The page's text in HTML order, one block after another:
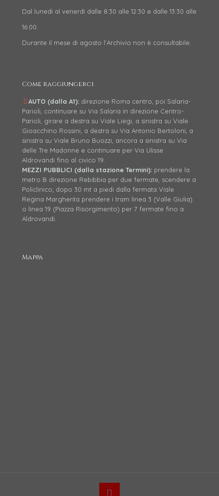
Dal lunedì al venerdì dalle 8:30 alle 12:30 e dalle 13:30 alle
16:00.
Durante il mese di agosto l’Archivio non è consultabile.
Come raggiungerci
AUTO (dalla A1): direzione Roma centro, poi Salaria-
Parioli, continuare su Via Salaria in direzione Centro-
Parioli, girare a destra su Viale Liegi, a sinistra su Viale
Gioacchino Rossini, a destra su Via Antonio Bertoloni, a
sinistra su Viale Bruno Buozzi, ancora a sinistra su Via
delle Tre Madonne e continuare per Via Ulisse
Aldrovandi fino al civico 19.
MEZZI PUBBLICI (dalla stazione Termini): prendere la
metro B direzione Rebibbia per due fermate, scendere a
Policlinico; dopo 30 mt a piedi dalla fermata Viale
Regina Margherita prendere i tram linea 3 (Valle Giulia)
o linea 19 (Piazza Risorgimento) per 7 fermate fino a
Aldrovandi.
Mappa